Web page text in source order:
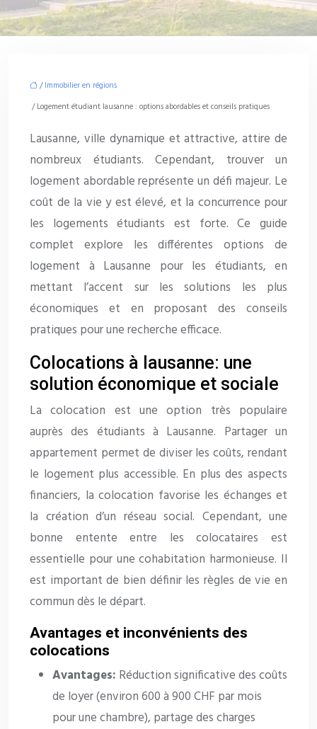
/Immobilier en régions
/ Logement étudiant lausanne : options abordables et conseils pratiques
Lausanne, ville dynamique et attractive, attire de
nombreux étudiants. Cependant, trouver un
logement abordable représente un défi majeur. Le
coût de la vie y est élevé, et la concurrence pour
les logements étudiants est forte. Ce guide
complet explore les différentes options de
logement à Lausanne pour les étudiants, en
mettant l’accent sur les solutions les plus
économiques et en proposant des conseils
pratiques pour une recherche efficace.
Colocations à lausanne: une
solution économique et sociale
La colocation est une option très populaire
auprès des étudiants à Lausanne. Partager un
appartement permet de diviser les coûts, rendant
le logement plus accessible. En plus des aspects
financiers, la colocation favorise les échanges et
la création d’un réseau social. Cependant, une
bonne entente entre les colocataires est
essentielle pour une cohabitation harmonieuse. Il
est important de bien définir les règles de vie en
commun dès le départ.
Avantages et inconvénients des
colocations
Avantages: Réduction significative des coûts
de loyer (environ 600 à 900 CHF par mois
pour une chambre), partage des charges